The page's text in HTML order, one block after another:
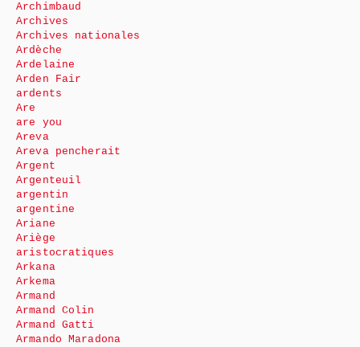
Archimbaud
Archives
Archives nationales
Ardèche
Ardelaine
Arden Fair
ardents
Are
are you
Areva
Areva pencherait
Argent
Argenteuil
argentin
argentine
Ariane
Ariège
aristocratiques
Arkana
Arkema
Armand
Armand Colin
Armand Gatti
Armando Maradona